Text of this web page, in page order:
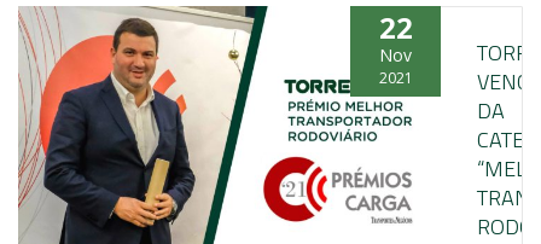
22
Nov
2021
DA